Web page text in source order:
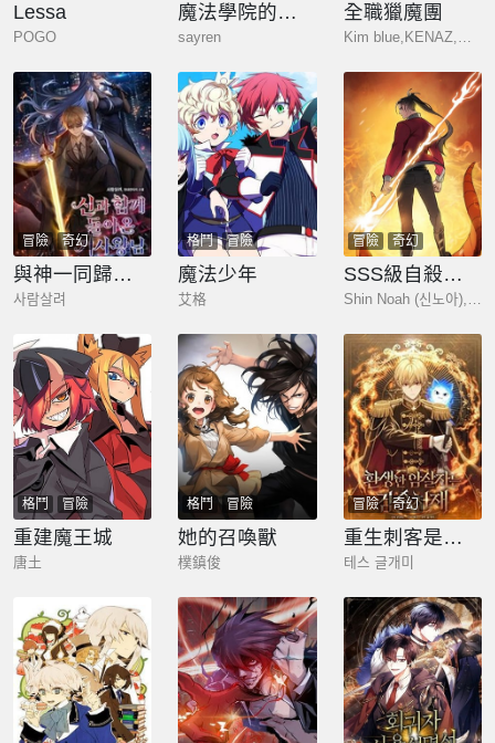
Lessa
POGO
魔法學院的特工教授
sayren
全職獵魔團
Kim blue,KENAZ,極直社
冒險 奇幻
與神一同歸來的騎士王
사람살려
格鬥 冒險
魔法少年
艾格
冒險 奇幻
SSS級自殺獵人
Shin Noah (신노아),Neida (네이다),Bill K
格鬥 冒險
重建魔王城
唐土
格鬥 冒險
她的召喚獸
樸鎮俊
冒險 奇幻
重生刺客是天才劍士
테스 글개미